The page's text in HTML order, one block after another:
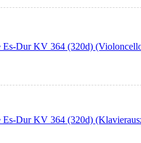
Es-Dur KV 364 (320d)
Es-Dur KV 364 (320d)